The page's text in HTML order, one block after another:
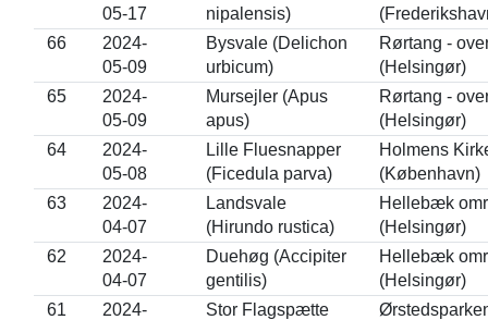
05-17
nipalensis)
66
2024-
05-09
Bysvale (Delichon
urbicum)
Rørtang -
(Helsingør)
65
2024-
05-09
Mursejler (Apus
apus)
Rørtang -
(Helsingør)
64
2024-
05-08
Lille Fluesnapper
(Ficedula parva)
Holmens
(København)
63
2024-
04-07
Landsvale
(Hirundo rustica)
Hellebæk
(Helsingør)
62
2024-
04-07
Duehøg (Accipiter
gentilis)
Hellebæk
(Helsingør)
61
2024-
Stor Flagspætte